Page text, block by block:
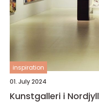
inspiration
01. July 2024
Kunstgalleri i